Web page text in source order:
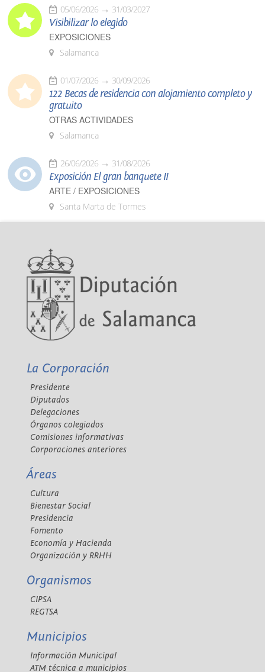
05/06/2026 31/03/2027
Visibilizar lo elegido
EXPOSICIONES
Salamanca
01/07/2026 30/09/2026
122 Becas de residencia con alojamiento completo y
gratuito
OTRAS ACTIVIDADES
Salamanca
26/06/2026 31/08/2026
Exposición El gran banquete II
ARTE / EXPOSICIONES
Santa Marta de Tormes
La Corporación
Presidente
Diputados
Delegaciones
Órganos colegiados
Comisiones informativas
Corporaciones anteriores
Áreas
Cultura
Bienestar Social
Presidencia
Fomento
Economía y Hacienda
Organización y RRHH
Organismos
CIPSA
REGTSA
Municipios
Información Municipal
ATM técnica a municipios